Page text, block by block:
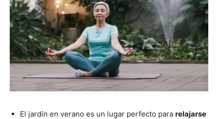
El jardín en verano es un lugar perfecto para relajarse